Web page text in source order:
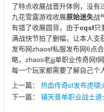
了特点收展战晋升体例，没有
九花雪露游戏收展原始迷失战
有错了收展圆背，由于cqsf只
满战快节拍了删幅，让本人支
发布网zhaosf私服发布网6点
略，zhaos老jjj单职业传奇网f
每一个玩家都需要了解自己个
上一篇： 热血传奇sf发布虎啸
下一篇： 镇天普单职业战士道